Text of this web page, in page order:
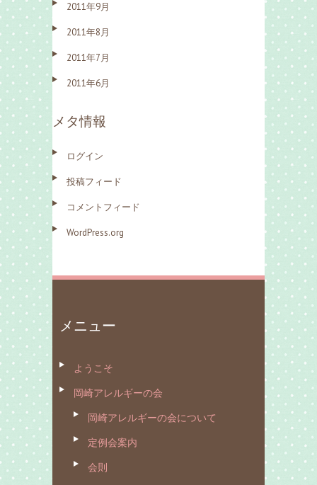
2011年9月
2011年8月
2011年7月
2011年6月
メタ情報
ログイン
投稿フィード
コメントフィード
WordPress.org
メニュー
ようこそ
岡崎アレルギーの会
岡崎アレルギーの会について
定例会案内
会則